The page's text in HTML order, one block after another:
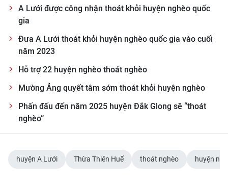
A Lưới được công nhận thoát khỏi huyện nghèo quốc
gia
Đưa A Lưới thoát khỏi huyện nghèo quốc gia vào cuối
năm 2023
Hỗ trợ 22 huyện nghèo thoát nghèo
Mường Ảng quyết tâm sớm thoát khỏi huyện nghèo
Phấn đấu đến năm 2025 huyện Đắk Glong sẽ “thoát
nghèo”
huyện A Lưới Thừa Thiên Huế thoát nghèo huyện